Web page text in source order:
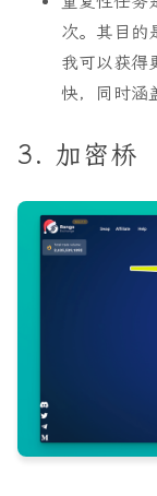
次。其目的
我可以获得
快，同时涵
3. 加密桥